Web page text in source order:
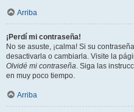
Arriba
¡Perdí mi contraseña!
No se asuste, ¡calma! Si su
desactivarla o cambiarla. Visite la
Olvidé mi contraseña. Siga las
en muy poco tiempo.
Arriba